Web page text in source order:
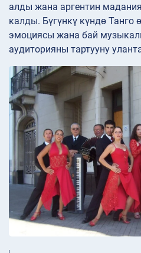
алды жана аргентин
калды. Бүгүнкү күндө Танго
эмоциясы жана бай
аудиторияны тартууну